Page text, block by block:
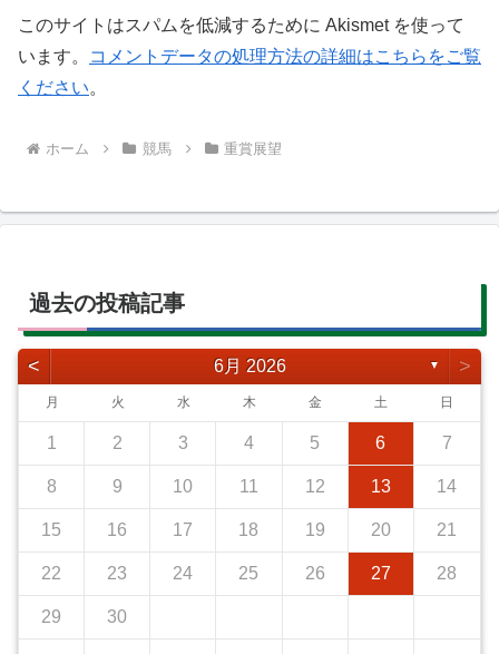
このサイトはスパムを低減するために Akismet を使って
います。
コメントデータの処理方法の詳細はこちらをご覧
ください。
ホーム 競馬 重賞展望
過去の投稿記事
< 6月 2026 ▼ >
月 火 水 木 金 土 日
1 2 3 4 5 6 7
8 9 10 11 12 13 14
15 16 17 18 19 20 21
22 23 24 25 26 27 28
29 30